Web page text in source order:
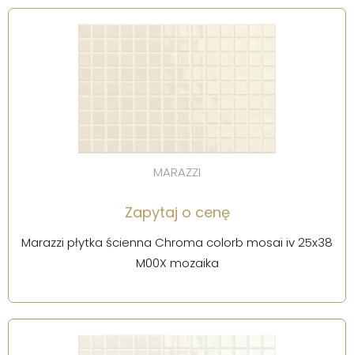
MARAZZI
Zapytaj o cenę
Marazzi płytka ścienna Chroma colorb mosai iv 25x38
M00X mozaika